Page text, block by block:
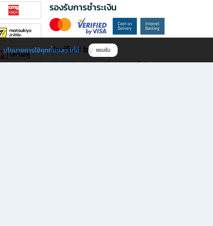
รองรับการชำระเงิน
Verified by
นโยบายการใช้คุกกี้ของเราที่นี่ ยอมรับ